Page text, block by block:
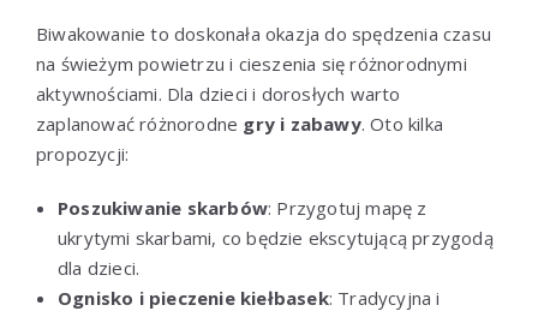
Biwakowanie to doskonała okazja do spędzenia czasu
na świeżym powietrzu i cieszenia się różnorodnymi
aktywnościami. Dla dzieci i dorosłych warto
zaplanować różnorodne gry i zabawy. Oto kilka
propozycji:
Poszukiwanie skarbów: Przygotuj mapę z
ukrytymi skarbami, co będzie ekscytującą przygodą
dla dzieci.
Ognisko i pieczenie kiełbasek: Tradycyjna i